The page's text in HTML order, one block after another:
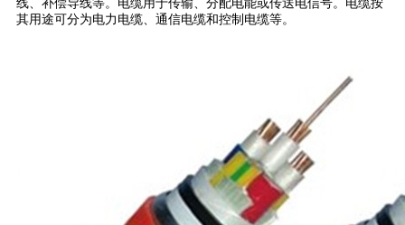
线、补偿导线等。电缆用于传输、分配电能或传送电信号。电缆按
其用途可分为电力电缆、通信电缆和控制电缆等。